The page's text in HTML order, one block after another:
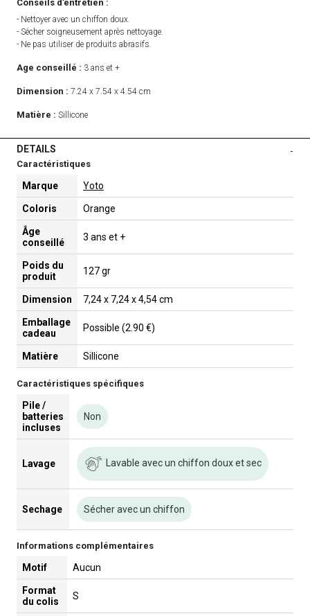
Conseils d’entretien :
- Nettoyer avec un chiffon doux.
- Sécher soigneusement après nettoyage.
- Ne pas utiliser de produits abrasifs.
Age conseillé : 3 ans et +
Dimension : 7.24 x 7.54 x 4.54 cm
Matière : Sillicone
DETAILS -
Caractéristiques
Marque Yoto
Coloris Orange
Âge
conseillé
3 ans et +
Poids du
produit
127 gr
Dimension 7,24 x 7,24 x 4,54 cm
Emballage
cadeau
Possible (2.90 €)
Matière Sillicone
Caractéristiques spécifiques
Pile /
batteries
incluses
Non
Lavage Lavable avec un chiffon doux et sec
Sechage Sécher avec un chiffon
Informations complémentaires
Motif Aucun
Format
du colis
S